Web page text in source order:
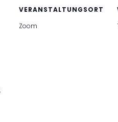
,
VERANSTALTUNGSORT
Zoom